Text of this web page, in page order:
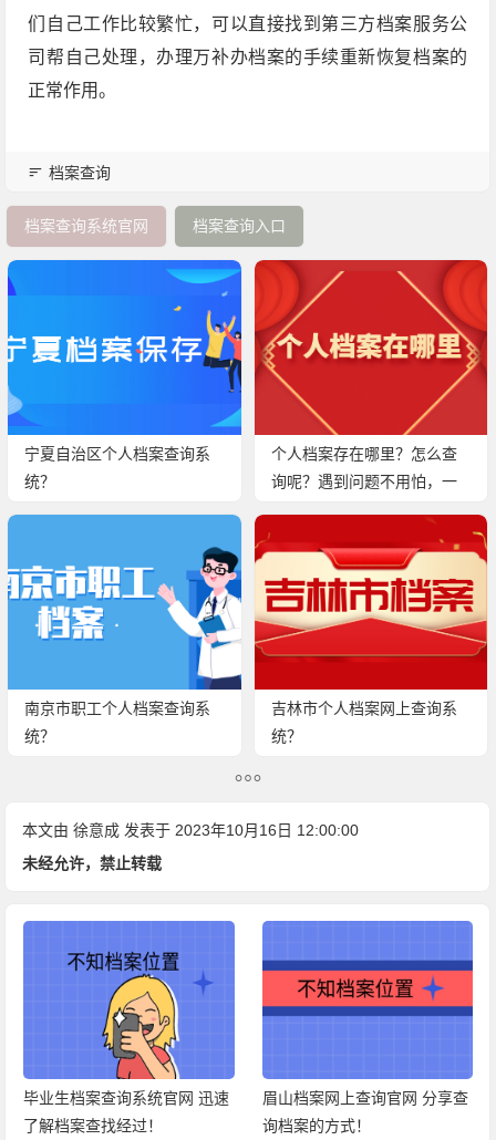
们自己工作比较繁忙，可以直接找到第三方档案服务公
司帮自己处理，办理万补办档案的手续重新恢复档案的
正常作用。
档案查询
档案查询系统官网 档案查询入口
宁夏自治区个人档案查询系
统？
个人档案存在哪里？怎么查
询呢？遇到问题不用怕，一
南京市职工个人档案查询系
统？
吉林市个人档案网上查询系
统？
本文由徐意成 发表于 2023年10月16日 12:00:00
未经允许，禁止转载
毕业生档案查询系统官网 迅速
了解档案查找经过！
眉山档案网上查询官网 分享查
询档案的方式！